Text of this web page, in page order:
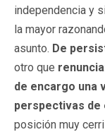
independencia y
la mayor
asunto. De
otro que
de encargo una
perspectivas de
posición muy